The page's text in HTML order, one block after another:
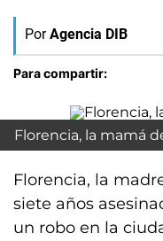
Por Agencia DIB
Para compartir:
Florencia, la mamá
Florencia, la
siete años
un robo en la